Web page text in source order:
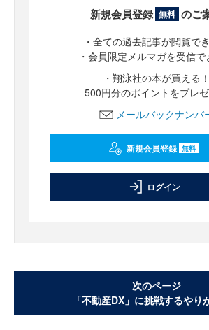
新規会員登録 無料 のご
・全ての過去記事が閲覧で
・会員限定メルマガを受信で
・翔泳社の本が買える！
500円分のポイントをプレ
メールバックナンバ
新規会員登録 無料
ログイン
次のページ
「不動産DX」に挑戦するやり